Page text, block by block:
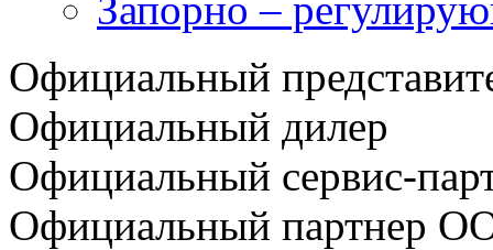
Официальный
Официальный дилер
Официальный сервис-
Официальный партнер